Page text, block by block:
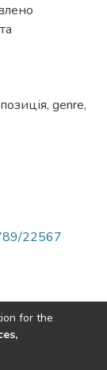
, genre,
22567
for the